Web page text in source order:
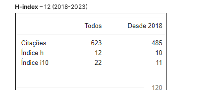
H-index – 12 (2018-2023)